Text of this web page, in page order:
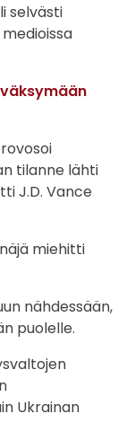
selvästi
tilanne lähti
J.D. Vance
miehitti
nähdessään,
puolelle.
Ukrainan